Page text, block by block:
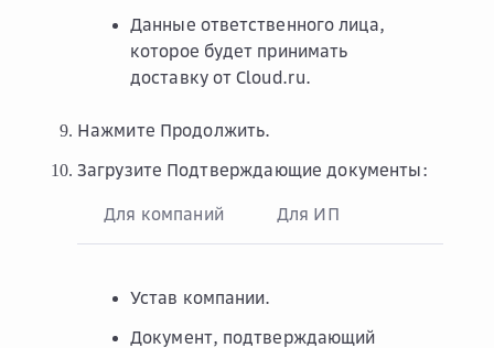
Данные ответственного лица,
которое будет принимать
доставку от Cloud.ru.
Нажмите Продолжить.
Загрузите Подтверждающие документы:
Для компаний
Для ИП
Устав компании.
Документ, подтверждающий